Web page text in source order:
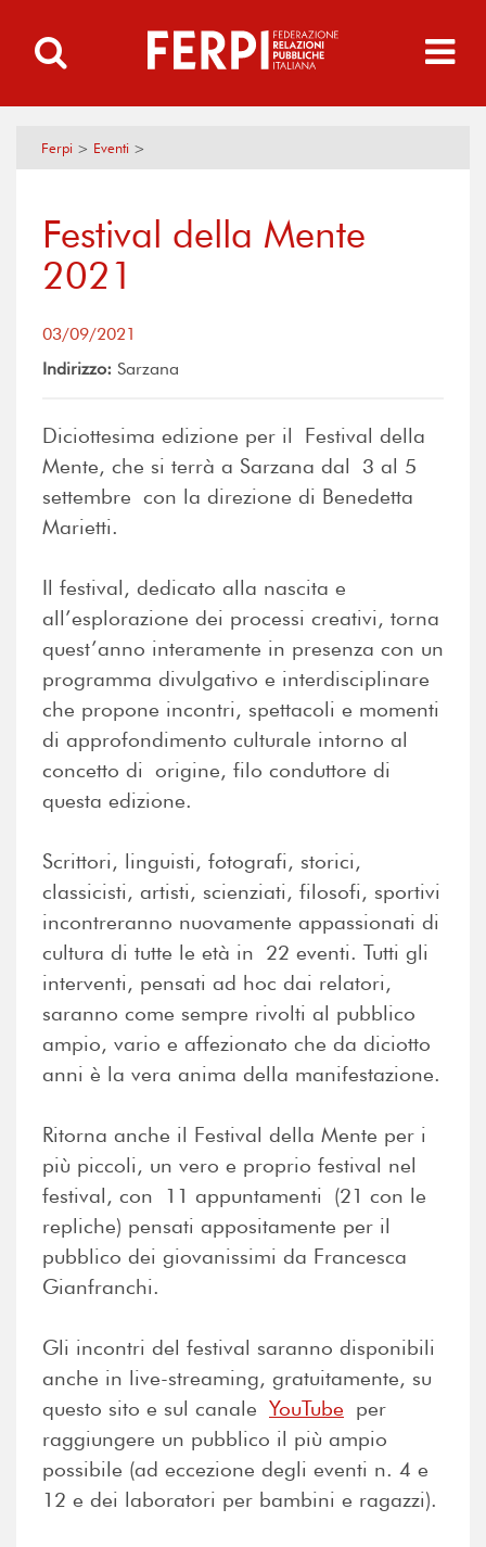
Ferpi > Eventi >
Festival della Mente
2021
03/09/2021
Indirizzo: Sarzana
Diciottesima edizione per il Festival della
Mente, che si terrà a Sarzana dal 3 al 5
settembre con la direzione di Benedetta
Marietti.
Il festival, dedicato alla nascita e
all’esplorazione dei processi creativi, torna
quest’anno interamente in presenza con un
programma divulgativo e interdisciplinare
che propone incontri, spettacoli e momenti
di approfondimento culturale intorno al
concetto di origine, filo conduttore di
questa edizione.
Scrittori, linguisti, fotografi, storici,
classicisti, artisti, scienziati, filosofi, sportivi
incontreranno nuovamente appassionati di
cultura di tutte le età in 22 eventi. Tutti gli
interventi, pensati ad hoc dai relatori,
saranno come sempre rivolti al pubblico
ampio, vario e affezionato che da diciotto
anni è la vera anima della manifestazione.
Ritorna anche il Festival della Mente per i
più piccoli, un vero e proprio festival nel
festival, con 11 appuntamenti (21 con le
repliche) pensati appositamente per il
pubblico dei giovanissimi da Francesca
Gianfranchi.
Gli incontri del festival saranno disponibili
anche in live-streaming, gratuitamente, su
questo sito e sul canale YouTube per
raggiungere un pubblico il più ampio
possibile (ad eccezione degli eventi n. 4 e
12 e dei laboratori per bambini e ragazzi).